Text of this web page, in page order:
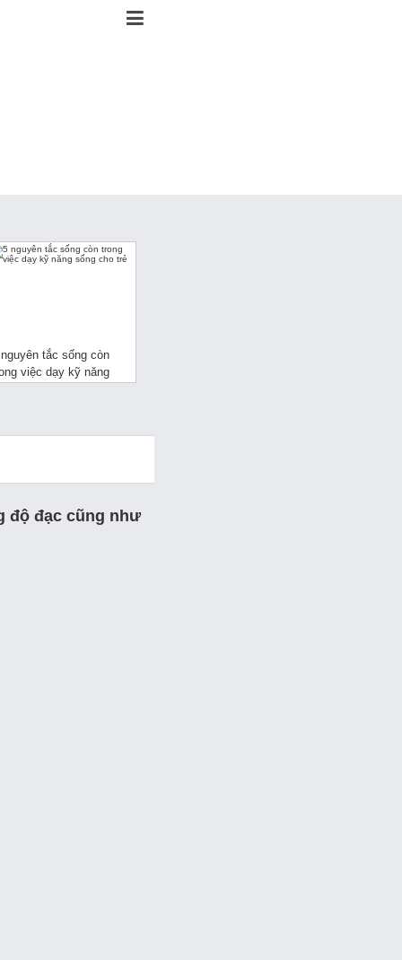
tắc sống còn
việc dạy kỹ năng
độ đạc cũng như